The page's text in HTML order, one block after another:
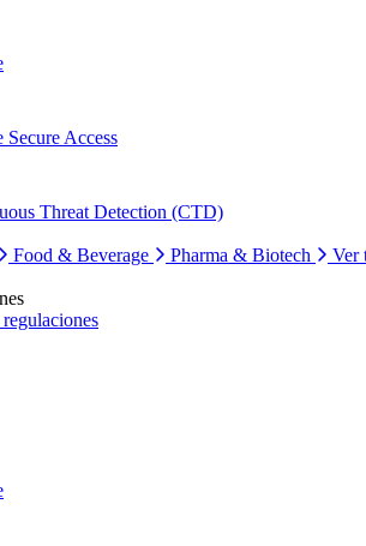
Access
Threat Detection (CTD)
Food & Beverage Pharma & Biotech
Ver